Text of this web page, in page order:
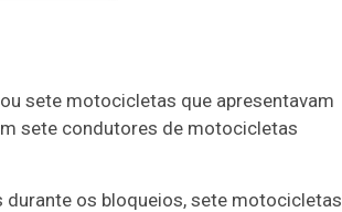
sete motocicletas que apresentavam
sete condutores de motocicletas
os bloqueios, sete motocicletas